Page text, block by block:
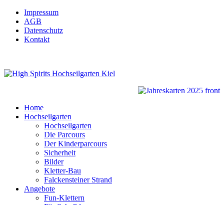
Impressum
AGB
Datenschutz
Kontakt
Home
Hochseilgarten
Hochseilgarten
Die Parcours
Der Kinderparcours
Sicherheit
Bilder
Kletter-Bau
Falckensteiner Strand
Angebote
Fun-Klettern